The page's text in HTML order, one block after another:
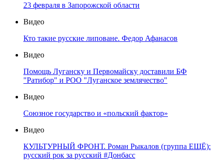
23 февраля в Запорожской области
Видео
Кто такие русские липоване. Федор Афанасов
Видео
Помощь Луганску и Первомайску доставили БФ
"Ратибор" и РОО "Луганское землячество"
Видео
Союзное государство и «польский фактор»
Видео
КУЛЬТУРНЫЙ ФРОНТ. Роман Рыкалов (группа ЕЩЁ):
русский рок за русский #Донбасс